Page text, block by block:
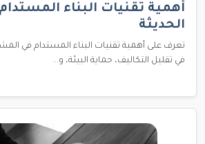
أهمية تقنيات البناء
الحديثة
تعرف على أهمية تقنيات البناء المستدام في
في تقليل التكاليف، حماية البيئة، و...